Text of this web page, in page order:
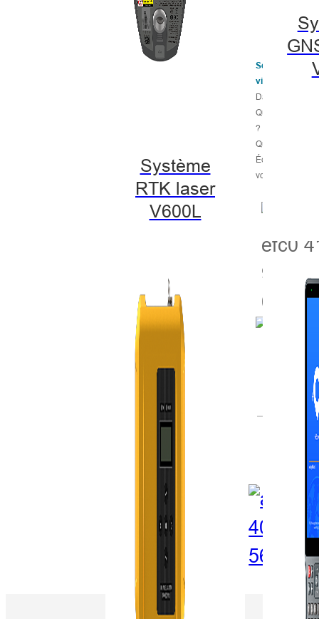
Système
RTK laser
V600L
Séminaire « Hi-
ville »
Dans quelle
Quels produits
?
Quelles
Écrivez vos
volerons jusqu'à